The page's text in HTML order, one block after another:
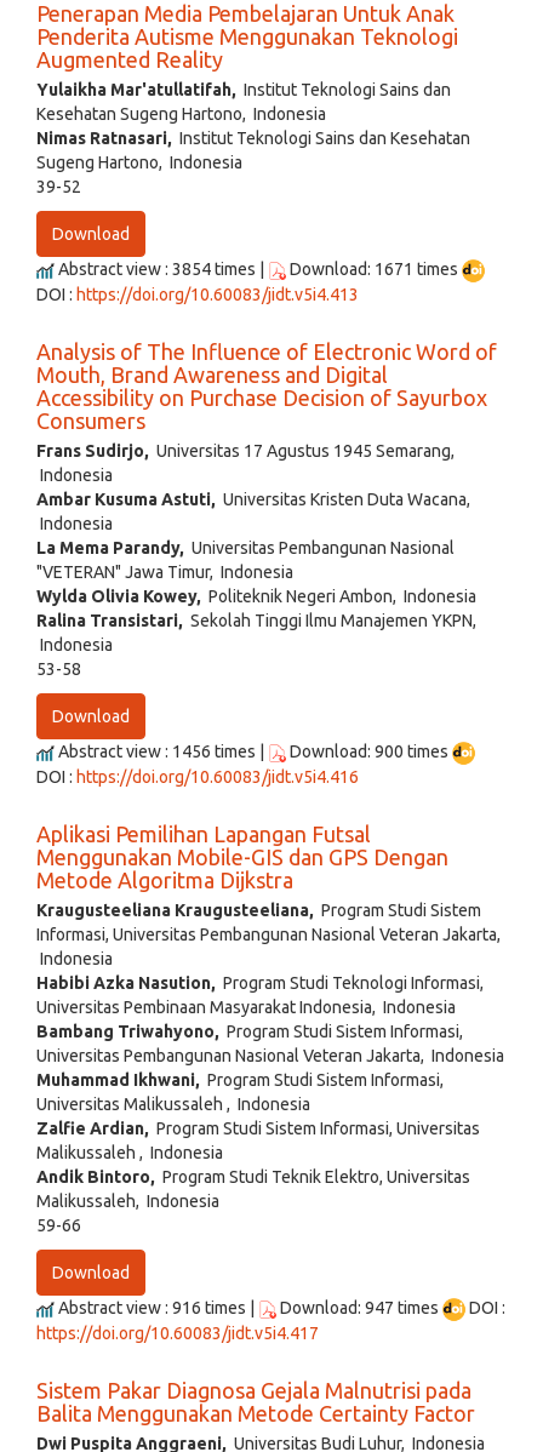
Penerapan Media Pembelajaran Untuk Anak
Penderita Autisme Menggunakan Teknologi
Augmented Reality
Yulaikha Mar'atullatifah, Institut Teknologi Sains dan
Kesehatan Sugeng Hartono, Indonesia
Nimas Ratnasari, Institut Teknologi Sains dan Kesehatan
Sugeng Hartono, Indonesia
39-52
Download
Abstract view : 3854 times |
Download: 1671 times
DOI : https://doi.org/10.60083/jidt.v5i4.413
Analysis of The Influence of Electronic Word of
Mouth, Brand Awareness and Digital
Accessibility on Purchase Decision of Sayurbox
Consumers
Frans Sudirjo, Universitas 17 Agustus 1945 Semarang,
Indonesia
Ambar Kusuma Astuti, Universitas Kristen Duta Wacana,
Indonesia
La Mema Parandy, Universitas Pembangunan Nasional
"VETERAN" Jawa Timur, Indonesia
Wylda Olivia Kowey, Politeknik Negeri Ambon, Indonesia
Ralina Transistari, Sekolah Tinggi Ilmu Manajemen YKPN,
Indonesia
53-58
Download
Abstract view : 1456 times |
Download: 900 times
DOI : https://doi.org/10.60083/jidt.v5i4.416
Aplikasi Pemilihan Lapangan Futsal
Menggunakan Mobile-GIS dan GPS Dengan
Metode Algoritma Dijkstra
Kraugusteeliana Kraugusteeliana, Program Studi Sistem
Informasi, Universitas Pembangunan Nasional Veteran Jakarta,
Indonesia
Habibi Azka Nasution, Program Studi Teknologi Informasi,
Universitas Pembinaan Masyarakat Indonesia, Indonesia
Bambang Triwahyono, Program Studi Sistem Informasi,
Universitas Pembangunan Nasional Veteran Jakarta, Indonesia
Muhammad Ikhwani, Program Studi Sistem Informasi,
Universitas Malikussaleh , Indonesia
Zalfie Ardian, Program Studi Sistem Informasi, Universitas
Malikussaleh , Indonesia
Andik Bintoro, Program Studi Teknik Elektro, Universitas
Malikussaleh, Indonesia
59-66
Download
Abstract view : 916 times |
Download: 947 times
DOI :
https://doi.org/10.60083/jidt.v5i4.417
Sistem Pakar Diagnosa Gejala Malnutrisi pada
Balita Menggunakan Metode Certainty Factor
Dwi Puspita Anggraeni, Universitas Budi Luhur, Indonesia